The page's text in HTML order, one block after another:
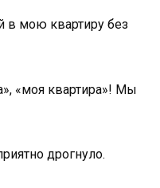
в мою квартиру без
«моя квартира»! Мы
дрогнуло.